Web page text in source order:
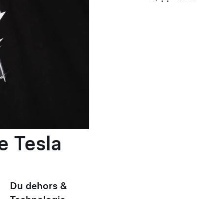
Tesla
Du dehors &